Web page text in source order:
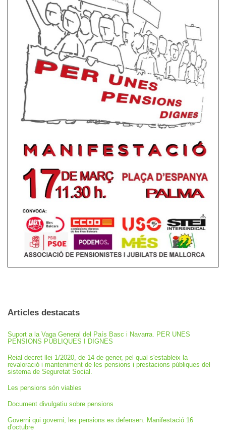
Articles destacats
Suport a la Vaga General del País Basc i Navarra. PER UNES
PENSIONS PÚBLIQUES I DIGNES
Reial decret llei 1/2020, de 14 de gener, pel qual s'estableix la
revaloració i manteniment de les pensions i prestacions públiques del
sistema de Seguretat Social.
Les pensions són viables
Document divulgatiu sobre pensions
Governi qui governi, les pensions es defensen. Manifestació 16
d'octubre